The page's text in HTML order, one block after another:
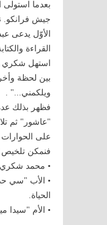
بعدما
جيش فرانكو.
الأوّل يدعى
القراءة
استهل شكري
بين لحظة
ويلكمني..." .
فظهر بذلك
"عاشور" ثم
على
فنمكن تلخيص
• محمد شكري
• الأب "سي
الحياة.
• الأم "سيدا